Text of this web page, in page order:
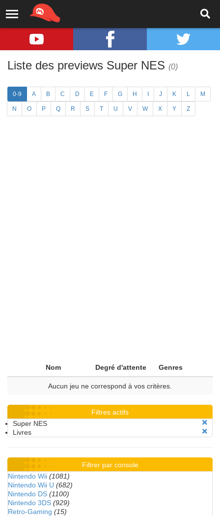
Liste des previews Super NES (0)
0-9 A B C D E F G H J K L M
N O P Q R S T U V W X Y Z
Nom Degré d'attente Genres
Aucun jeu ne correspond à vos critères.
Filtres actifs
Super NES
Livres
Filtrer par console
Nintendo Wii (1081)
Nintendo Wii U (682)
Nintendo DS (1100)
Nintendo 3DS (929)
Retro-Gaming (15)